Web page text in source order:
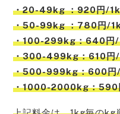
・20-49kg ：920円/
・50-99kg ：780円/
・100-299kg：640円
・300-499kg：610円
・500-999kg：600円
・1000-2000kg：590